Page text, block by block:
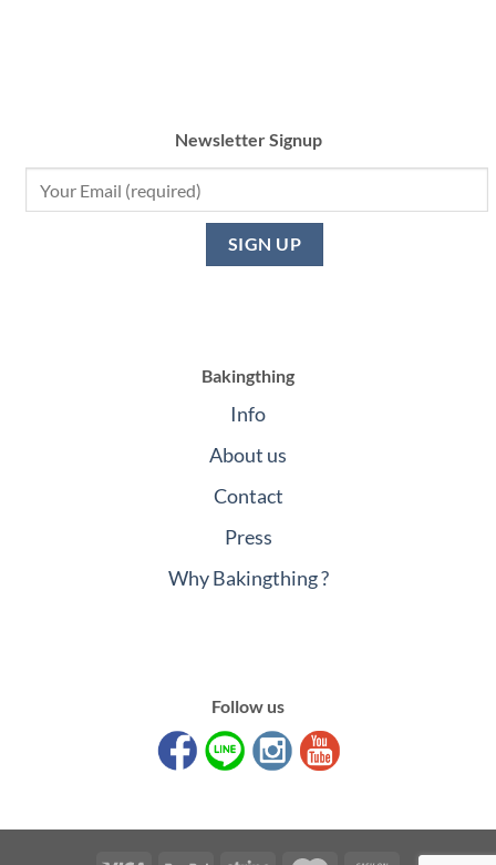
Newsletter Signup
Bakingthing
Info
About us
Contact
Press
Why Bakingthing ?
Follow us